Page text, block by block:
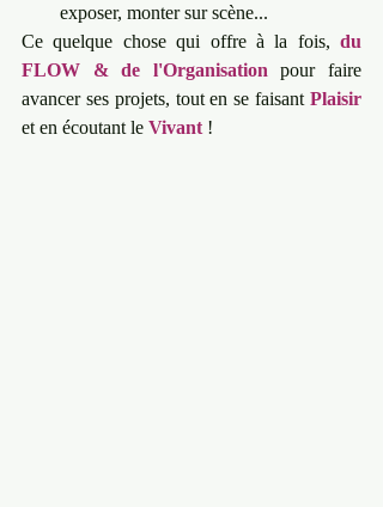
exposer, monter sur scène...
Ce quelque chose qui offre à la fois, du
FLOW & de l'Organisation pour faire
avancer ses projets, tout en se faisant Plaisir
et en écoutant le Vivant !